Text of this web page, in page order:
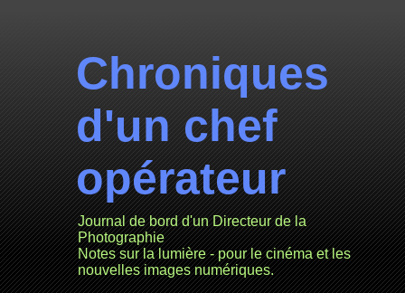
Chroniques
d'un chef
opérateur
Journal de bord d'un Directeur de la
Photographie
Notes sur la lumière - pour le cinéma et les
nouvelles images numériques.